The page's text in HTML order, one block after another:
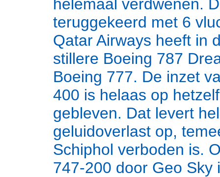
helemaal verdwenen.
teruggekeerd met 6
Qatar Airways heeft in
stillere Boeing 787
Boeing 777. De inzet
400 is helaas op
gebleven. Dat levert
geluidoverlast op,
Schiphol verboden is.
747-200 door Geo Sky